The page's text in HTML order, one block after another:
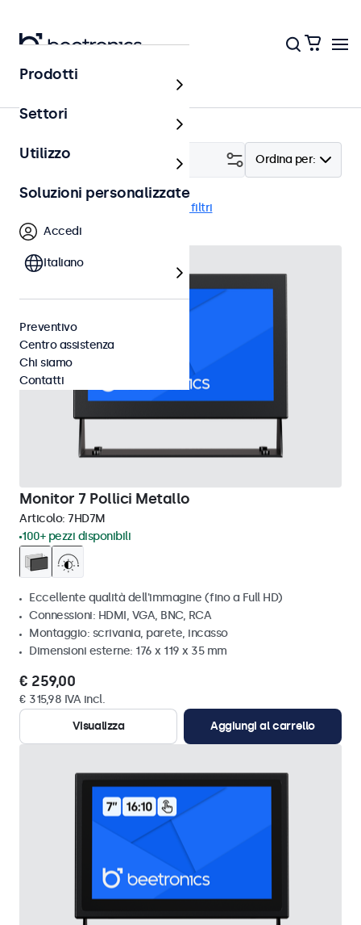
Home
Ordina per:
Filtro (2)
Cancella i filtri
Monitor 7 Pollici Metallo
Articolo: 7HD7M
100+ pezzi disponibili
Eccellente qualità dell'immagine (fino a Full HD)
Connessioni: HDMI, VGA, BNC, RCA
Montaggio: scrivania, parete, incasso
Dimensioni esterne: 176 x 119 x 35 mm
€ 259,00
€ 315,98 IVA incl.
Visualizza
Aggiungi al carrello
Prodotti
Settori
Utilizzo
Soluzioni personalizzate
Accedi
Italiano
Preventivo
Centro assistenza
Chi siamo
Contatti